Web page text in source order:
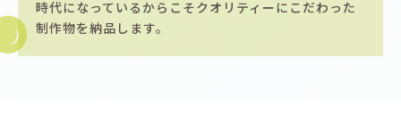
時代になっているからこそクオリティーにこだわった
制作物を納品します。